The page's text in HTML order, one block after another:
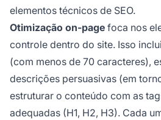
elementos técnicos de SEO.
Otimização on-page foca nos
controle dentro do site. Isso
(com menos de 70 caracteres),
descrições persuasivas (em
estruturar o conteúdo com as
adequadas (H1, H2, H3). Cada